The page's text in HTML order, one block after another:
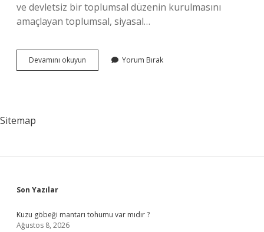
ve devletsiz bir toplumsal düzenin kurulmasını
amaçlayan toplumsal, siyasal…
Devamını okuyun
Ne
Yorum Bırak
Sitemap
Sidebar
Son Yazılar
Kuzu göbeği mantarı tohumu var mıdır ?
Ağustos 8, 2026